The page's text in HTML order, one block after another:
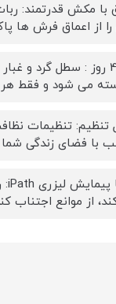
از اعماق فرش ها
هر 45 روز یکبار نیاز به تعویض دارد.
با فضای زندگی
از موانع اجتناب